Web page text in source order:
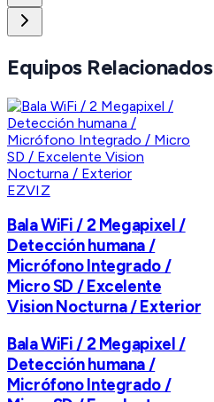
Equipos Relacionados
EZVIZ
Bala WiFi / 2 Megapixel /
Detección humana /
Micrófono Integrado /
Micro SD / Excelente
Vision Nocturna / Exterior
Bala WiFi / 2 Megapixel /
Detección humana /
Micrófono Integrado /